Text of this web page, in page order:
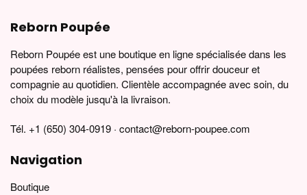
Reborn Poupée
Reborn Poupée est une boutique en ligne spécialisée dans les
poupées reborn réalistes, pensées pour offrir douceur et
compagnie au quotidien. Clientèle accompagnée avec soin, du
choix du modèle jusqu'à la livraison.
Tél. +1 (650) 304-0919 · contact@reborn-poupee.com
Navigation
Boutique